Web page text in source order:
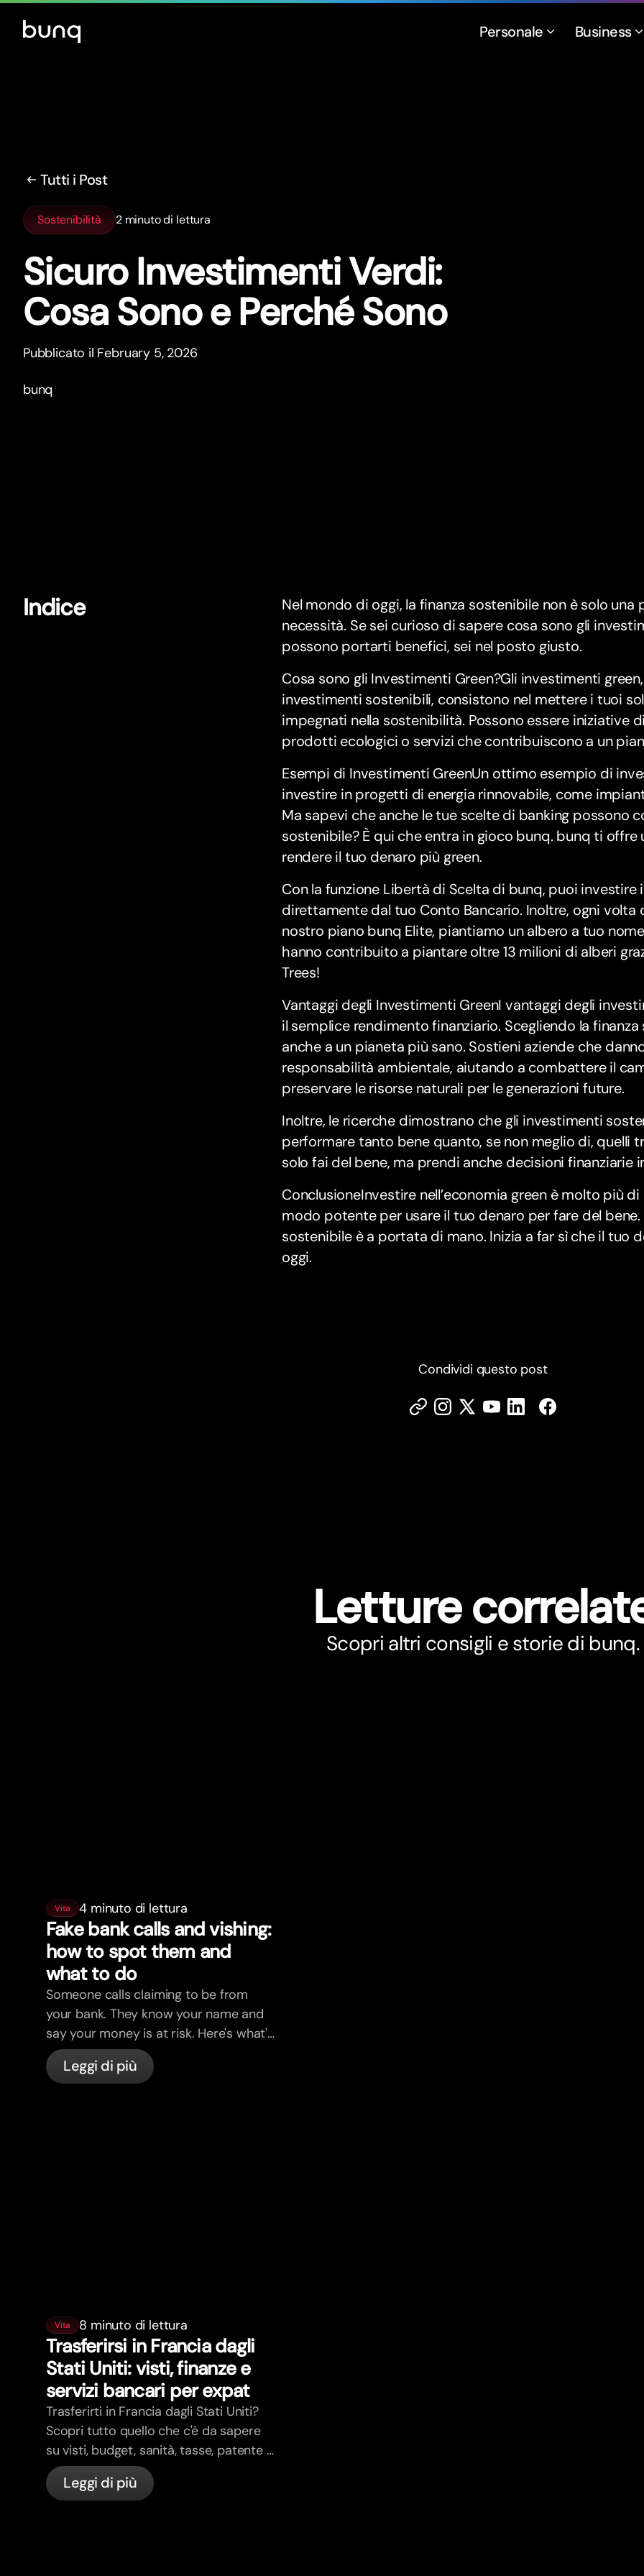
Personale Business
Tutti i Post
Sostenibilità 2 minuto di lettura
Sicuro Investimenti Verdi:
Cosa Sono e Perché Sono
Pubblicato il February 5, 2026
bunq
Indice
Nel mondo di oggi, la finanza sostenibile non è solo una
necessità. Se sei curioso di sapere cosa sono gli
possono portarti benefici, sei nel posto giusto.
Cosa sono gli Investimenti Green?Gli investimenti
investimenti sostenibili, consistono nel mettere i tuoi
impegnati nella sostenibilità. Possono essere iniziative
prodotti ecologici o servizi che contribuiscono a un
Esempi di Investimenti GreenUn ottimo esempio di
investire in progetti di energia rinnovabile, come
Ma sapevi che anche le tue scelte di banking possono
sostenibile? È qui che entra in gioco bunq. bunq ti
rendere il tuo denaro più green.
Con la funzione Libertà di Scelta di bunq, puoi investire
direttamente dal tuo Conto Bancario. Inoltre, ogni volta
nostro piano bunq Elite, piantiamo un albero a tuo
hanno contribuito a piantare oltre 13 milioni di alberi
Trees!
Vantaggi degli Investimenti GreenI vantaggi degli
il semplice rendimento finanziario. Scegliendo la
anche a un pianeta più sano. Sostieni aziende che
responsabilità ambientale, aiutando a combattere il
preservare le risorse naturali per le generazioni future.
Inoltre, le ricerche dimostrano che gli investimenti
performare tanto bene quanto, se non meglio di, quelli
solo fai del bene, ma prendi anche decisioni finanziarie
ConclusioneInvestire nell’economia green è molto più di
modo potente per usare il tuo denaro per fare del bene.
sostenibile è a portata di mano. Inizia a far sì che il tuo
oggi.
Condividi questo post
Letture
Scopri altri consigli e storie di bunq.
Vita 4 minuto di lettura
Fake bank calls and vishing:
how to spot them and
what to do
Someone calls claiming to be from
your bank. They know your name and
say your money is at risk. Here's what's
actually happening, and what to do.
Leggi di più
Vita 8 minuto di lettura
Trasferirsi in Francia dagli
Stati Uniti: visti, finanze e
servizi bancari per expat
Trasferirti in Francia dagli Stati Uniti?
Scopri tutto quello che c'è da sapere
su visti, budget, sanità, tasse, patente e
servizi bancari per expat in Francia con
bunq.Leggi di più